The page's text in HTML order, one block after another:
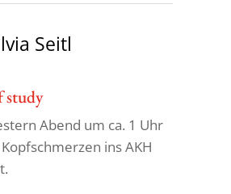
Seitl
study
Abend um ca. 1 Uhr
ins AKH